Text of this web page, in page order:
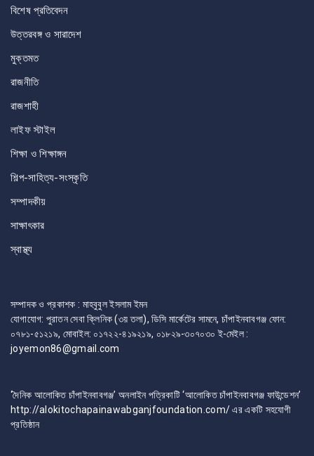
বিশেষ প্রতিবেদন
উত্তরবঙ্গ ও সারাদেশ
মুক্তমত
রাজনীতি
রাজশাহী
লাইফ স্টাইল
শিক্ষা ও শিক্ষাঙ্গন
শিল্প-সাহিত্য-সংস্কৃতি
সম্পাদকীয়
সাক্ষাৎকার
স্বাস্থ্য
সম্পাদক ও প্রকাশক : মাহবুবুল ইসলাম ইমন
যোগাযোগ: পুরাতন সেবা ক্লিনিক (৩য় তলা), ডিসি মার্কেটের সামনে, চাঁপাইনবাবগঞ্জ ফোন:
০৭৮১-৫১২১৯, মোবাইল: ০১৭২২-৪১৯২১৯, ০১৮২৯-৩০৭০৩০ ই-মেইল :
joyemon86@gmail.com
‘দৈনিক আলোকিত চাঁপাইনবাবগঞ্জ’ অনলাইন পত্রিকাটি ‘আলোকিত চাঁপাইনবাবগঞ্জ ফাউন্ডেশন’
http://alokitochapainawabganjfoundation.com/ এর একটি সহযোগী
প্রতিষ্ঠান